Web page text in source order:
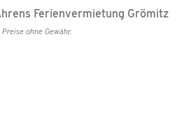
Ferienvermietung Grömitz
ohne Gewähr.